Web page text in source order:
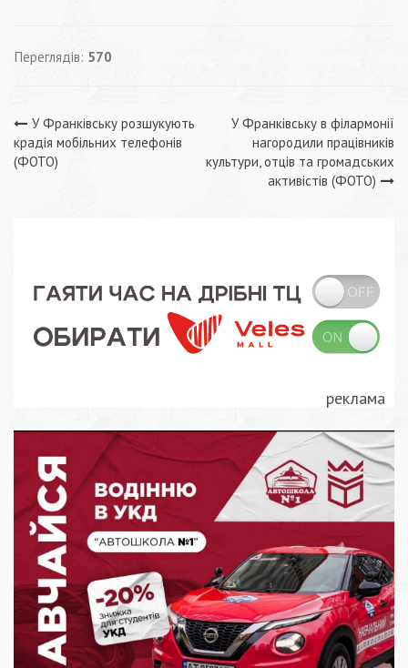
Переглядів: 570
Навігація
записів
У Франківську розшукують
крадія мобільних телефонів
(ФОТО)
У Франківську в філармонії
нагородили працівників
культури, отців та громадських
активістів (ФОТО)